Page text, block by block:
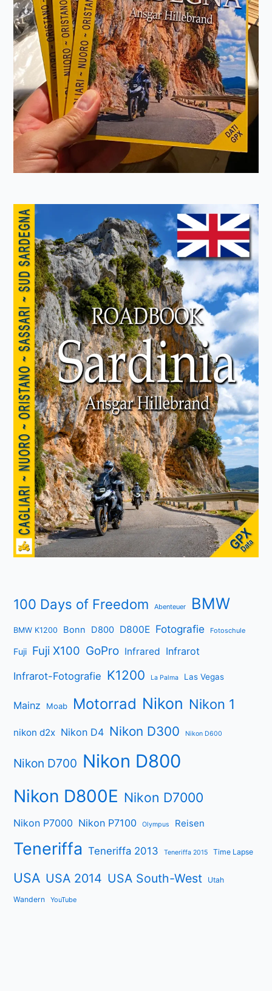
100 Days of Freedom Abenteuer BMW
BMW K1200 Bonn D800 D800E Fotografie Fotoschule
Fuji Fuji X100 GoPro Infrared Infrarot
Infrarot-Fotografie K1200 La Palma Las Vegas
Mainz Moab Motorrad Nikon Nikon 1
nikon d2x Nikon D4 Nikon D300 Nikon D600
Nikon D700 Nikon D800
Nikon D800E Nikon D7000
Nikon P7000 Nikon P7100 Olympus Reisen
Teneriffa Teneriffa 2013 Teneriffa 2015 Time Lapse
USA USA 2014 USA South-West Utah
Wandern YouTube